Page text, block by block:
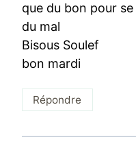
que du bon pour
du mal
Bisous Soulef
bon mardi
Répondre